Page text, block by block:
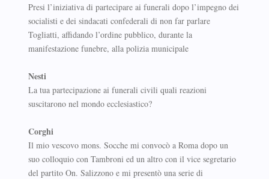
Presi l’iniziativa di partecipare ai funerali dopo l’impegno dei
socialisti e dei sindacati confederali di non far parlare
Togliatti, affidando l’ordine pubblico, durante la
manifestazione funebre, alla polizia municipale
Nesti
La tua partecipazione ai funerali civili quali reazioni
suscitarono nel mondo ecclesiastico?
Corghi
Il mio vescovo mons. Socche mi convocò a Roma dopo un
suo colloquio con Tambroni ed un altro con il vice segretario
del partito On. Salizzono e mi presentò una serie di